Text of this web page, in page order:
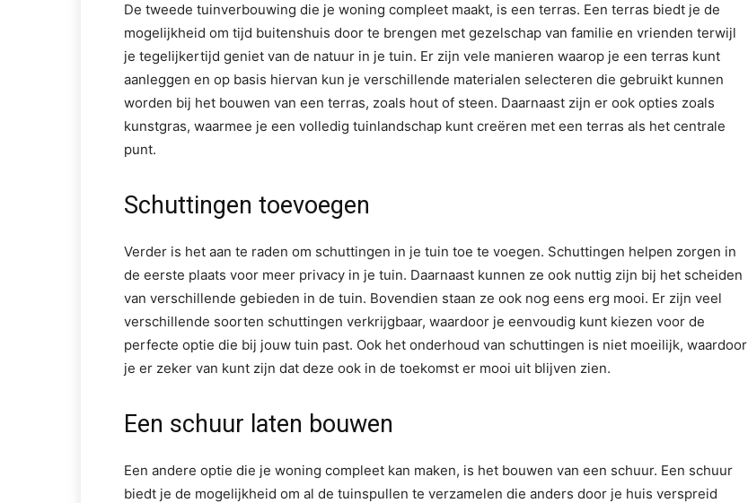
De tweede tuinverbouwing die je woning compleet maakt, is een terras. Een terras biedt je de
mogelijkheid om tijd buitenshuis door te brengen met gezelschap van familie en vrienden terwijl
je tegelijkertijd geniet van de natuur in je tuin. Er zijn vele manieren waarop je een terras kunt
aanleggen en op basis hiervan kun je verschillende materialen selecteren die gebruikt kunnen
worden bij het bouwen van een terras, zoals hout of steen. Daarnaast zijn er ook opties zoals
kunstgras, waarmee je een volledig tuinlandschap kunt creëren met een terras als het centrale
punt.
Schuttingen toevoegen
Verder is het aan te raden om schuttingen in je tuin toe te voegen. Schuttingen helpen zorgen in
de eerste plaats voor meer privacy in je tuin. Daarnaast kunnen ze ook nuttig zijn bij het scheiden
van verschillende gebieden in de tuin. Bovendien staan ze ook nog eens erg mooi. Er zijn veel
verschillende soorten schuttingen verkrijgbaar, waardoor je eenvoudig kunt kiezen voor de
perfecte optie die bij jouw tuin past. Ook het onderhoud van schuttingen is niet moeilijk, waardoor
je er zeker van kunt zijn dat deze ook in de toekomst er mooi uit blijven zien.
Een schuur laten bouwen
Een andere optie die je woning compleet kan maken, is het bouwen van een schuur. Een schuur
biedt je de mogelijkheid om al de tuinspullen te verzamelen die anders door je huis verspreid